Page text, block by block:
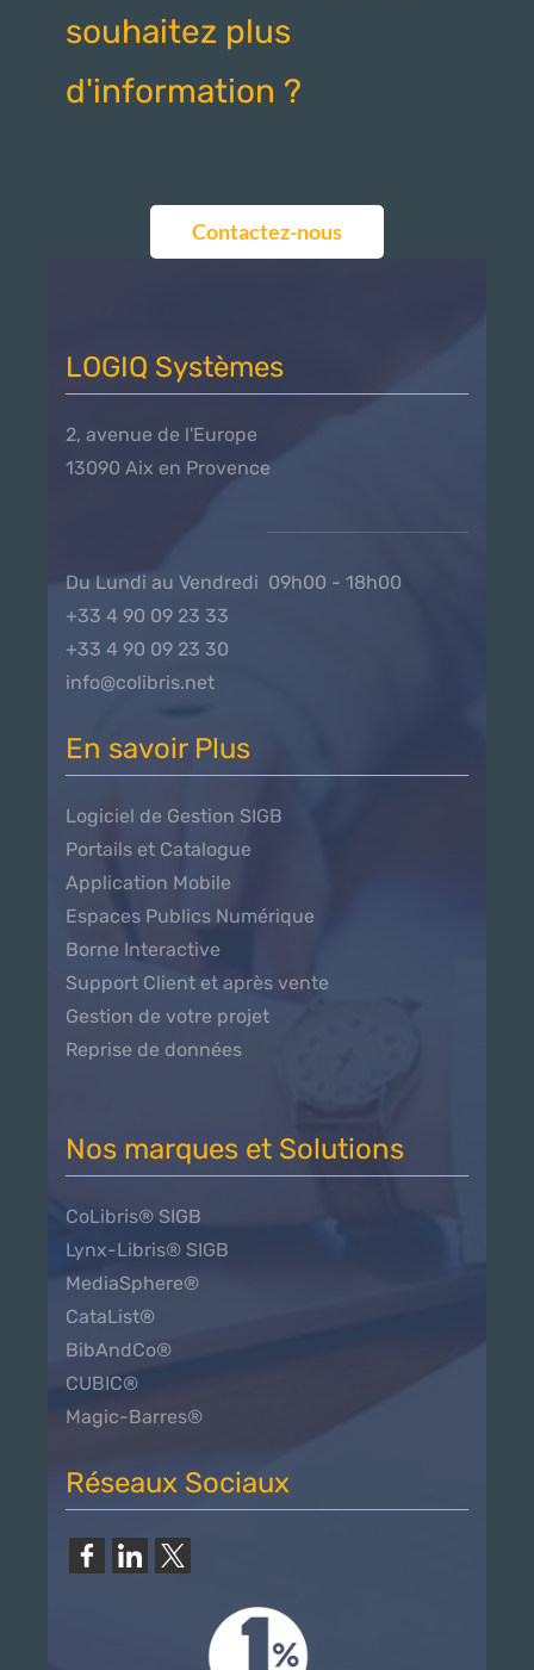
souhaitez plus
d'information ?
Contactez-nous
LOGIQ Systèmes
2, avenue de l'Europe
13090 Aix en Provence
Du Lundi au Vendredi 09h00 - 18h00
+33 4 90 09 23 33
+33 4 90 09 23 30
info@colibris.net
En savoir Plus
Logiciel de Gestion SIGB
Portails et Catalogue
Application Mobile
Espaces Publics Numérique
Borne Interactive
Support Client et après vente
Gestion de votre projet
Reprise de données
Nos marques et Solutions
CoLibris® SIGB
Lynx-Libris® SIGB
MediaSphere®
CataList®
BibAndCo®
CUBIC®
Magic-Barres®
Réseaux Sociaux